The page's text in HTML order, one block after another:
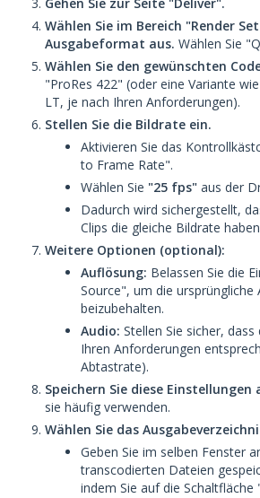
Wählen Sie im Bereich "Render
Ausgabeformat aus. Wählen Sie
Wählen Sie den gewünschten
"ProRes 422" (oder eine Variante
LT, je nach Ihren Anforderungen).
Stellen Sie die Bildrate ein.
Aktivieren Sie das
to Frame Rate".
Wählen Sie "25 fps" aus der
Dadurch wird sichergestellt,
Clips die gleiche Bildrate
Weitere Optionen (optional):
Auflösung: Belassen Sie die
Source", um die ursprüngliche
beizubehalten.
Audio: Stellen Sie sicher,
Ihren Anforderungen
Abtastrate).
Speichern Sie diese Einstellungen
sie häufig verwenden.
Wählen Sie das
Geben Sie im selben Fenster
transcodierten Dateien
indem Sie auf die Schaltfläche